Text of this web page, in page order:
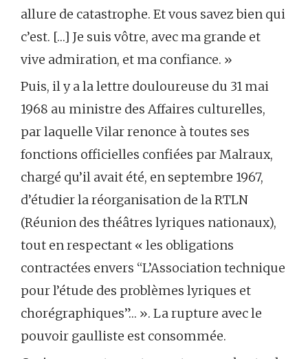
allure de catastrophe. Et vous savez bien qui
c’est. […] Je suis vôtre, avec ma grande et
vive admiration, et ma confiance. »
Puis, il y a la lettre douloureuse du 31 mai
1968 au ministre des Affaires culturelles,
par laquelle Vilar renonce à toutes ses
fonctions officielles confiées par Malraux,
chargé qu’il avait été, en septembre 1967,
d’étudier la réorganisation de la RTLN
(Réunion des théâtres lyriques nationaux),
tout en respectant « les obligations
contractées envers “L’Association technique
pour l’étude des problèmes lyriques et
chorégraphiques”… ». La rupture avec le
pouvoir gaulliste est consommée.